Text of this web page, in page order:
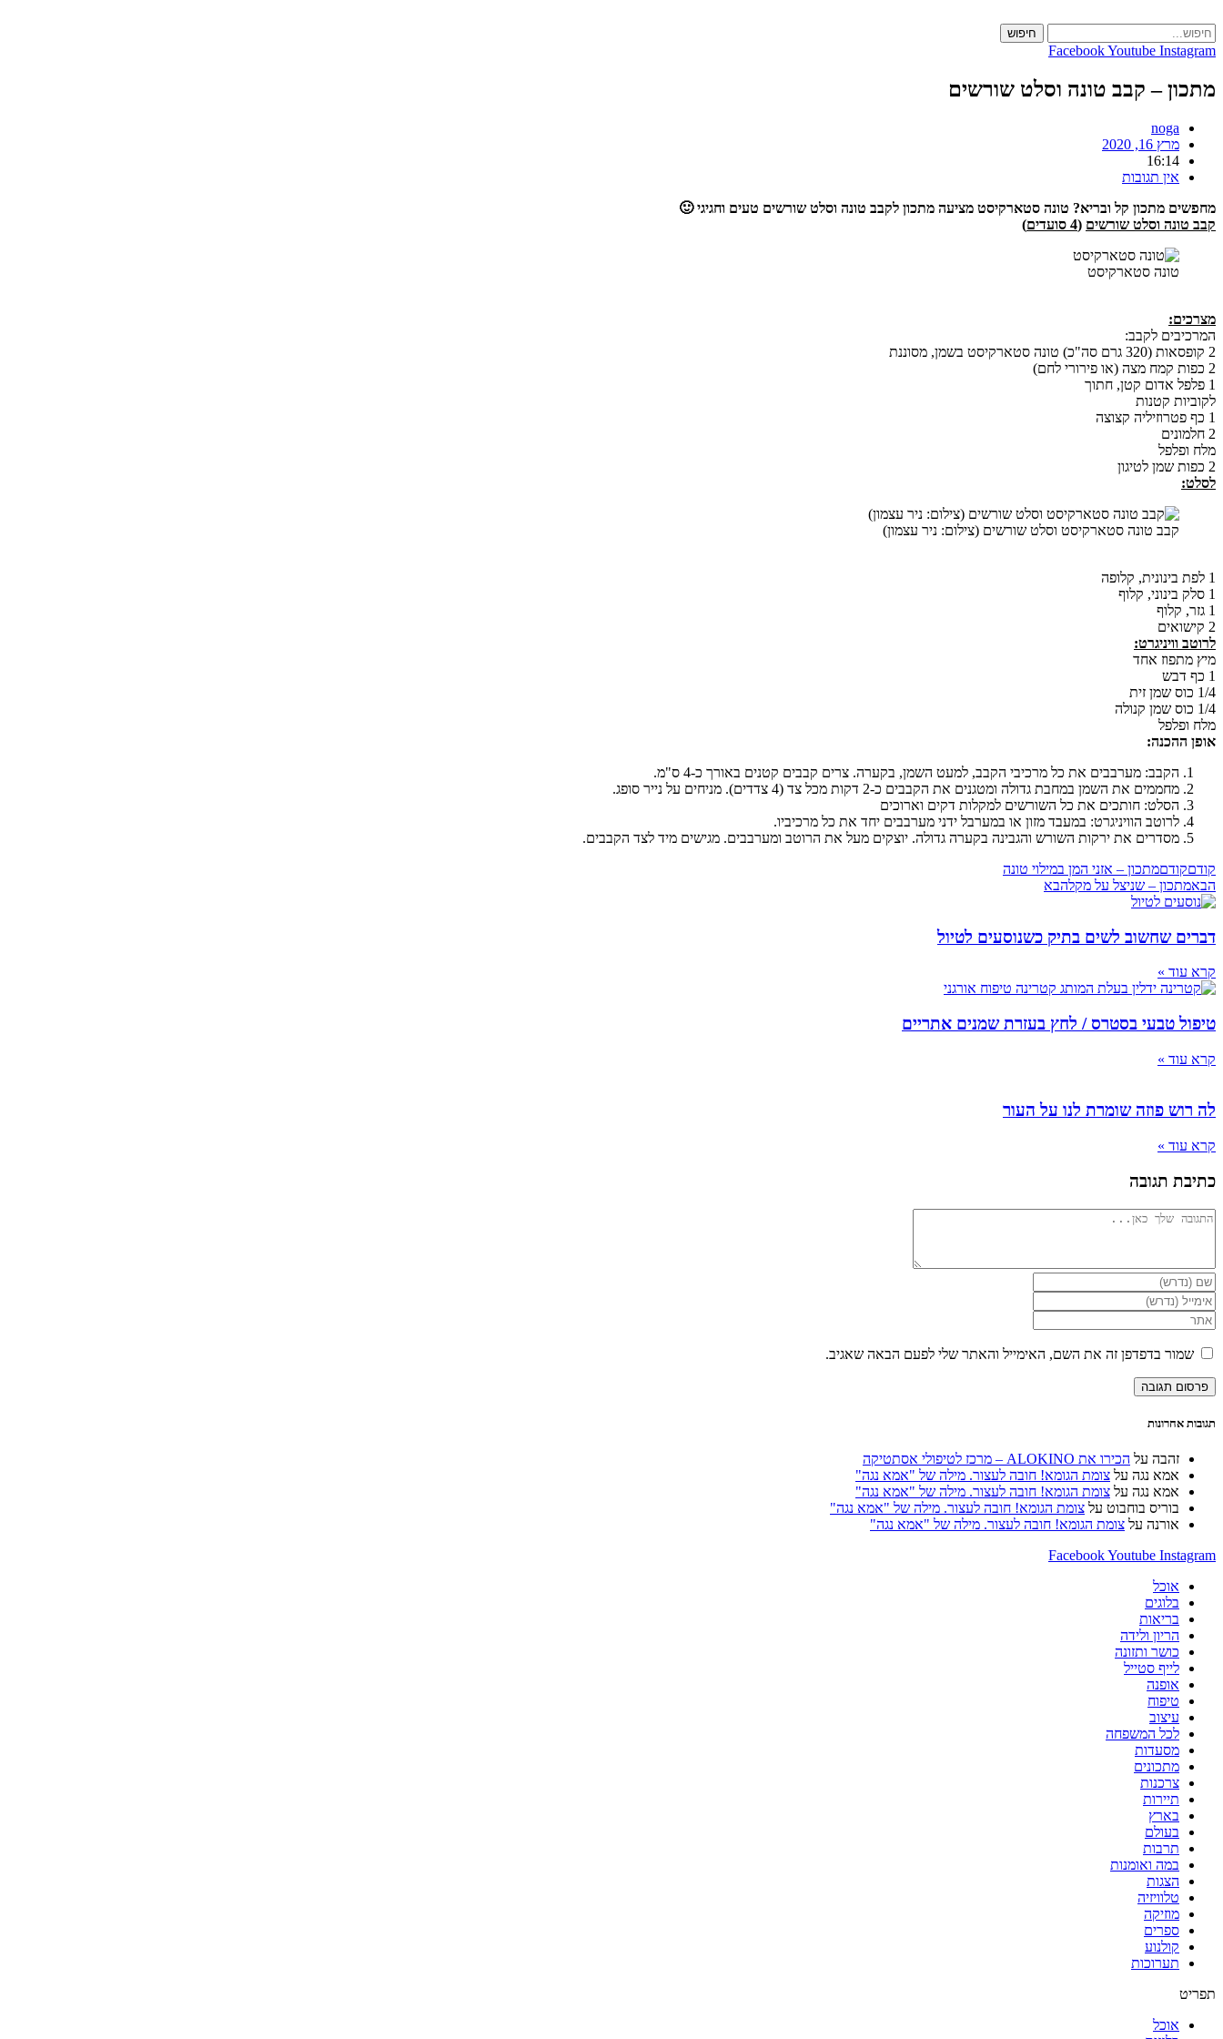
to
content
חיפוש
FacebookYoutube Instagram
מתכון – קבב טונה וסלט שורשים
noga
מרץ 16, 2020
16:14
אין תגובות
מחפשים מתכון קל ובריא? טונה סטארקיסט מציעה מתכון לקבב טונה וסלט שורשים טעים וחגיגי 🙂
קבב טונה וסלט שורשים (4 סועדים )
טונה סטארקיסט
מצרכים:
המרכיבים לקבב:
2 קופסאות (320 גרם סה"כ) טונה סטארקיסט בשמן, מסוננת
2 כפות קמח מצה (או פירורי לחם)
1 פלפל אדום קטן, חתוך
לקוביות קטנות
1 כף פטרוזיליה קצוצה
2 חלמונים
מלח ופלפל
2 כפות שמן לטיגון
לסלט:
קבב טונה סטארקיסט וסלט שורשים (צילום: ניר עצמון)
1 לפת בינונית, קלופה
1 סלק בינוני, קלוף
1 גזר, קלוף
2 קישואים
לרוטב וויניגרט:
מיץ מתפוז אחד
1 כף דבש
1/4 כוס שמן זית
1/4 כוס שמן קנולה
מלח ופלפל
אופן ההכנה:
הקבב: מערבבים את כל מרכיבי הקבב, למעט השמן, בקערה. צרים קבבים קטנים באורך כ-4 ס"מ.
מחממים את השמן במחבת גדולה ומטגנים את הקבבים כ-2 דקות מכל צד (4 צדדים). מניחים על נייר סופג.
הסלט: חותכים את כל השורשים למקלות דקים וארוכים
לרוטב הוויניגרט: במעבד מזון או במערבל ידני מערבבים יחד את כל מרכיביו.
מסדרים את ירקות השורש והגבינה בקערה גדולה. יוצקים מעל את הרוטב ומערבבים. מגישים מיד לצד הקבבים.
קודםקודםמתכון – אזני המן במילוי טונה
הבאמתכון – שניצל על מקלהבא
דברים שחשוב לשים בתיק כשנוסעים לטיול
קרא עוד »
טיפול טבעי בסטרס / לחץ בעזרת שמנים אתריים
קרא עוד »
לה רוש פוזה שומרת לנו על העור
קרא עוד »
כתיבת תגובה
להגיב
הזן
את
השם
שלך
או
שם
משתמש
כדי
הזן
את
כתובת
דואר
האלקטרוני
שלך
כדי
הזן
את
כתובת
האינטרנט
שלך
שמור בדפדפן זה את השם, האימייל והאתר שלי לפעם הבאה שאגיב.
תגובות אחרונות
זהבה על הכירו את ALOKINO – מרכז לטיפולי אסתטיקה
אמא נגה על צומת הגומא! חובה לעצור. מילה של "אמא נגה"
אמא נגה על צומת הגומא! חובה לעצור. מילה של "אמא נגה"
בוריס בוחבוט על צומת הגומא! חובה לעצור. מילה של "אמא נגה"
אורנה על צומת הגומא! חובה לעצור. מילה של "אמא נגה"
FacebookYoutube Instagram
אוכל
בלוגים
בריאות
הריון ולידה
כושר ותזונה
לייף סטייל
אופנה
טיפוח
עיצוב
לכל המשפחה
מסעדות
מתכונים
צרכנות
תיירות
בארץ
בעולם
תרבות
במה ואומנות
הצגות
טלוויזיה
מוזיקה
ספרים
קולנוע
תערוכות
תפריט
אוכל